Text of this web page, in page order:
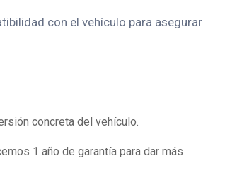
con el vehículo para asegurar
concreta del vehículo.
1 año de garantía para dar más